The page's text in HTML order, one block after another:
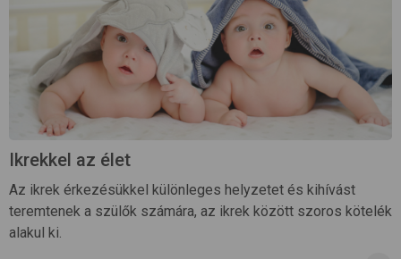
Ikrekkel az élet
Az ikrek érkezésükkel különleges helyzetet és kihívást
teremtenek a szülők számára, az ikrek között szoros kötelék
alakul ki.